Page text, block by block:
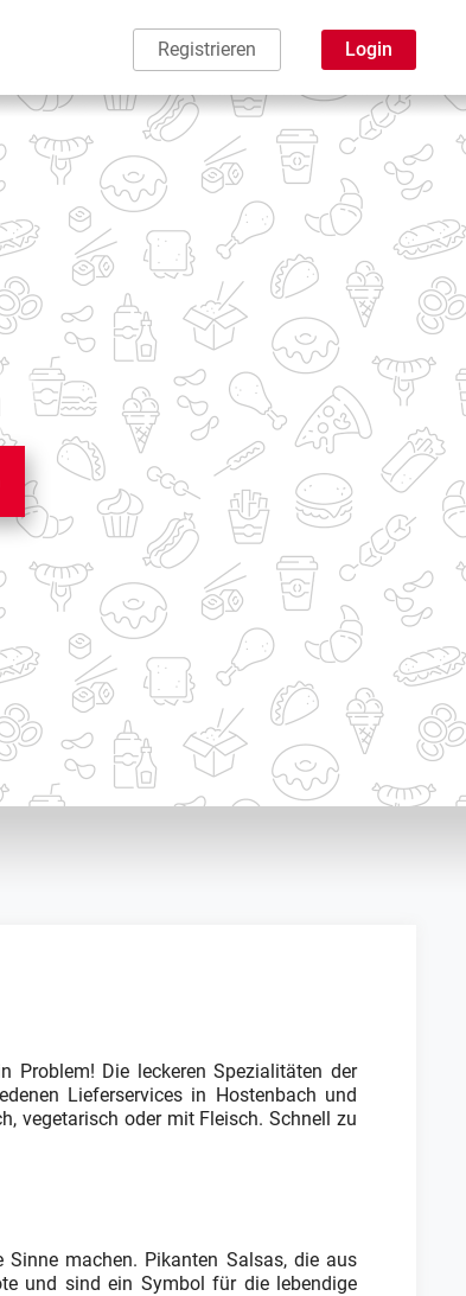
Registrieren Login
Die leckeren Spezialitäten der
Lieferservices in Hostenbach und
vegetarisch oder mit Fleisch. Schnell zu
machen. Pikanten Salsas, die aus
und sind ein Symbol für die lebendige